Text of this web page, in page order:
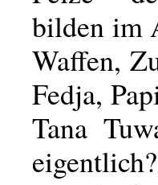
bilden im
Waffen,
Fedja,
Tana